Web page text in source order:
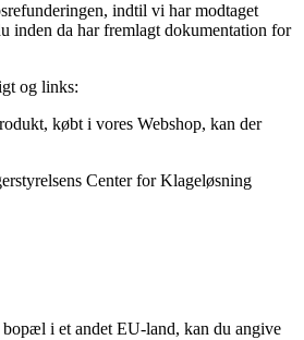
indtil vi har modtaget
inden da har fremlagt dokumentation for
og links:
købt i vores Webshop, kan der
Center for Klageløsning
i et andet EU-land, kan du angive